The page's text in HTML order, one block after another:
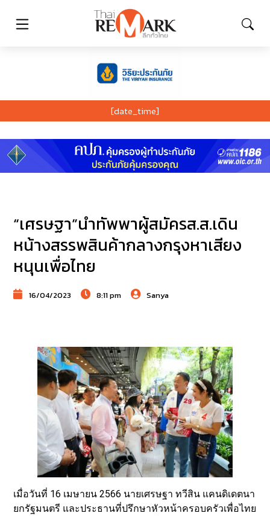
[date_time]
“เศรษฐา”นำทัพพาผู้สมัครส.ส.เดิน
หน้างสรรพสินค้ากลางกรุงหาเสียง
หนุนเพื่อไทย
16/04/2023 8:11 pm Sanya
เมื่อวันที่ 16 เมษายน 2566 นายเศรษฐา ทวีสิน แคนดิเดตนา
ยกรัฐมนตรี และประธานที่ปรึกษาหัวหน้าครอบครัวเพื่อไทย